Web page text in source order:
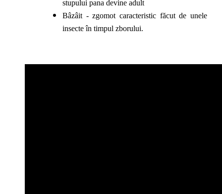
stupului pana devine adult
Bâzâit - zgomot caracteristic făcut de unele
insecte în timpul zborului.